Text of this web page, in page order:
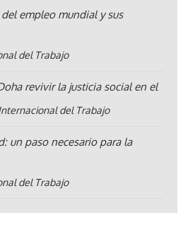
empleo mundial y sus
del Trabajo
revivir la justicia social en el
del Trabajo
un paso necesario para la
del Trabajo